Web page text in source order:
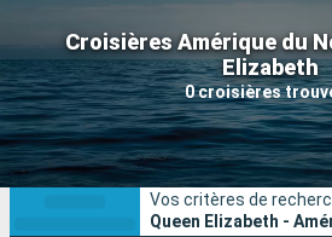
Croisières Amérique du
Elizabeth
0 croisières
Nos destinations
Mois de départ
Ports
Vos critères de
Queen Elizabeth -